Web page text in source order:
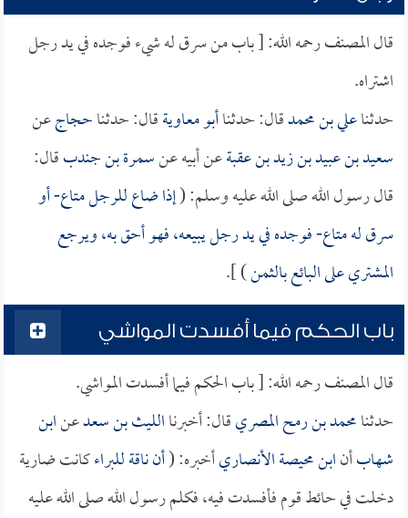
قال المصنف رحمه الله: [ باب من سرق له شيء فوجده في يد رجل
اشتراه.
حدثناعلي بن محمدقال: حدثناأبو معاويةقال: حدثناحجاجعن
سعيد بن عبيد بن زيد بن عقبةعن أبيه عنسمرة بن جندبقال:
قال رسول الله صلى الله عليه وسلم: (إذا ضاع للرجل متاع- أو
سرق له متاع- فوجده في يد رجل يبيعه، فهو أحق به، ويرجع
المشتري على البائع بالثمن) ].
باب الحكم فيما أفسدت المواشي
قال المصنف رحمه الله: [ باب الحكم فيما أفسدت المواشي.
حدثنامحمد بن رمح المصريقال: أخبرناالليث بن سعدعنابن
شهابأنابن محيصة الأنصاريأخبره: (أن ناقةللبراءكانت ضارية
دخلت في حائط قوم فأفسدت فيه، فكلم رسول الله صلى الله عليه